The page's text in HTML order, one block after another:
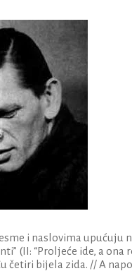
i naslovima upućuju
(II: “Proljeće ide, a ona
četiri bijela zida. // A